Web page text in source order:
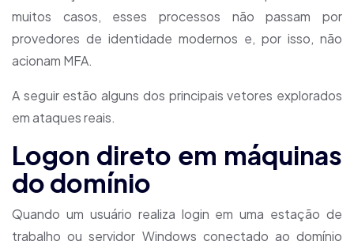
muitos casos, esses processos não passam por
provedores de identidade modernos e, por isso, não
acionam MFA.
A seguir estão alguns dos principais vetores explorados
em ataques reais.
Logon direto em máquinas
do domínio
Quando um usuário realiza login em uma estação de
trabalho ou servidor Windows conectado ao domínio